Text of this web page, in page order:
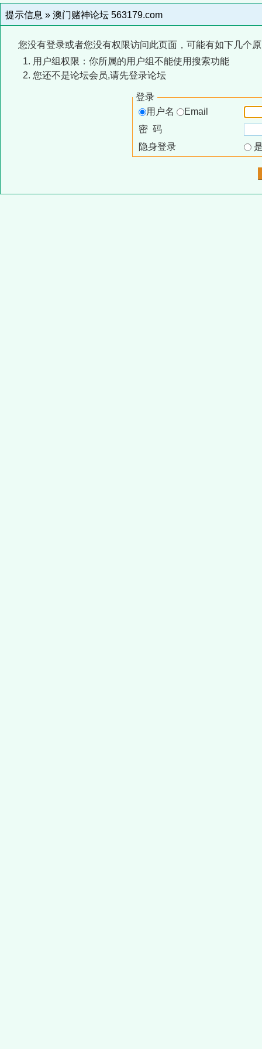
提示信息 » 澳门赌神论坛 563179.com
您没有登录或者您没有权限访问此页面，可能有如下几个
用户组权限：你所属的用户组不能使用搜索功能
您还不是论坛会员,请先登录论坛
登录
用户名
Email
密 码
隐身登录